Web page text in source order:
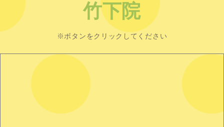
竹下院
※ボタンをクリックしてください